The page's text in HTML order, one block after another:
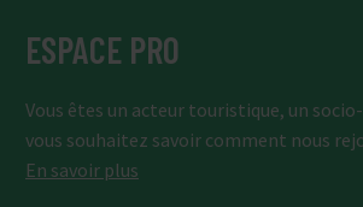
ESPACE PRO
Vous êtes un acteur touristique, un
vous souhaitez savoir comment nous
En savoir plus